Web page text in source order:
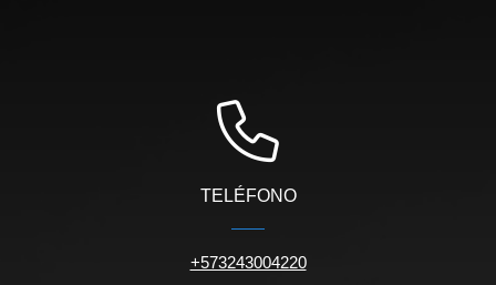
TELÉFONO
+573243004220